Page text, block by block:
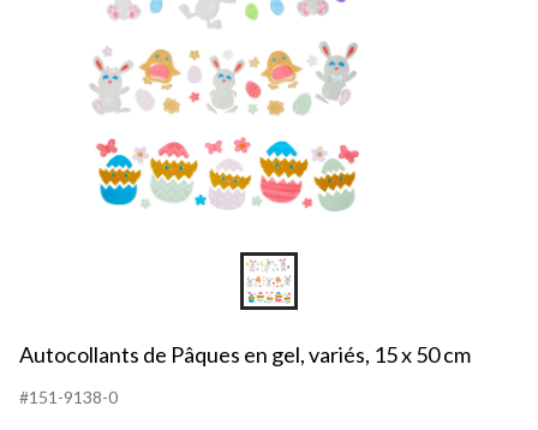
Autocollants de Pâques en gel, variés, 15 x 50 cm
#151-9138-0